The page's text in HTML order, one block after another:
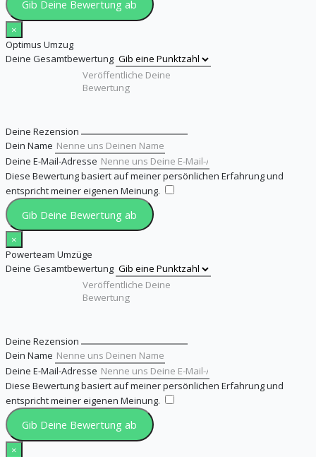
Gib Deine Bewertung ab
×
Optimus Umzug
Deine Gesamtbewertung
Deine Rezension
Dein Name
Deine E-Mail-Adresse
Diese Bewertung basiert auf meiner persönlichen Erfahrung und
entspricht meiner eigenen Meinung.
Gib Deine Bewertung ab
×
Powerteam Umzüge
Deine Gesamtbewertung
Deine Rezension
Dein Name
Deine E-Mail-Adresse
Diese Bewertung basiert auf meiner persönlichen Erfahrung und
entspricht meiner eigenen Meinung.
Gib Deine Bewertung ab
×